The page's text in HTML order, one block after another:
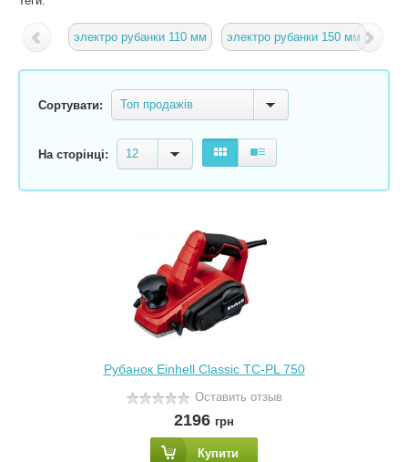
электро рубанки 110 мм электро рубанки 150 мм
Сортувати: Топ продажів
На сторінці: 12
Рубанок Einhell Classic TC-PL 750
Оставить отзыв
2196 грн
Купити